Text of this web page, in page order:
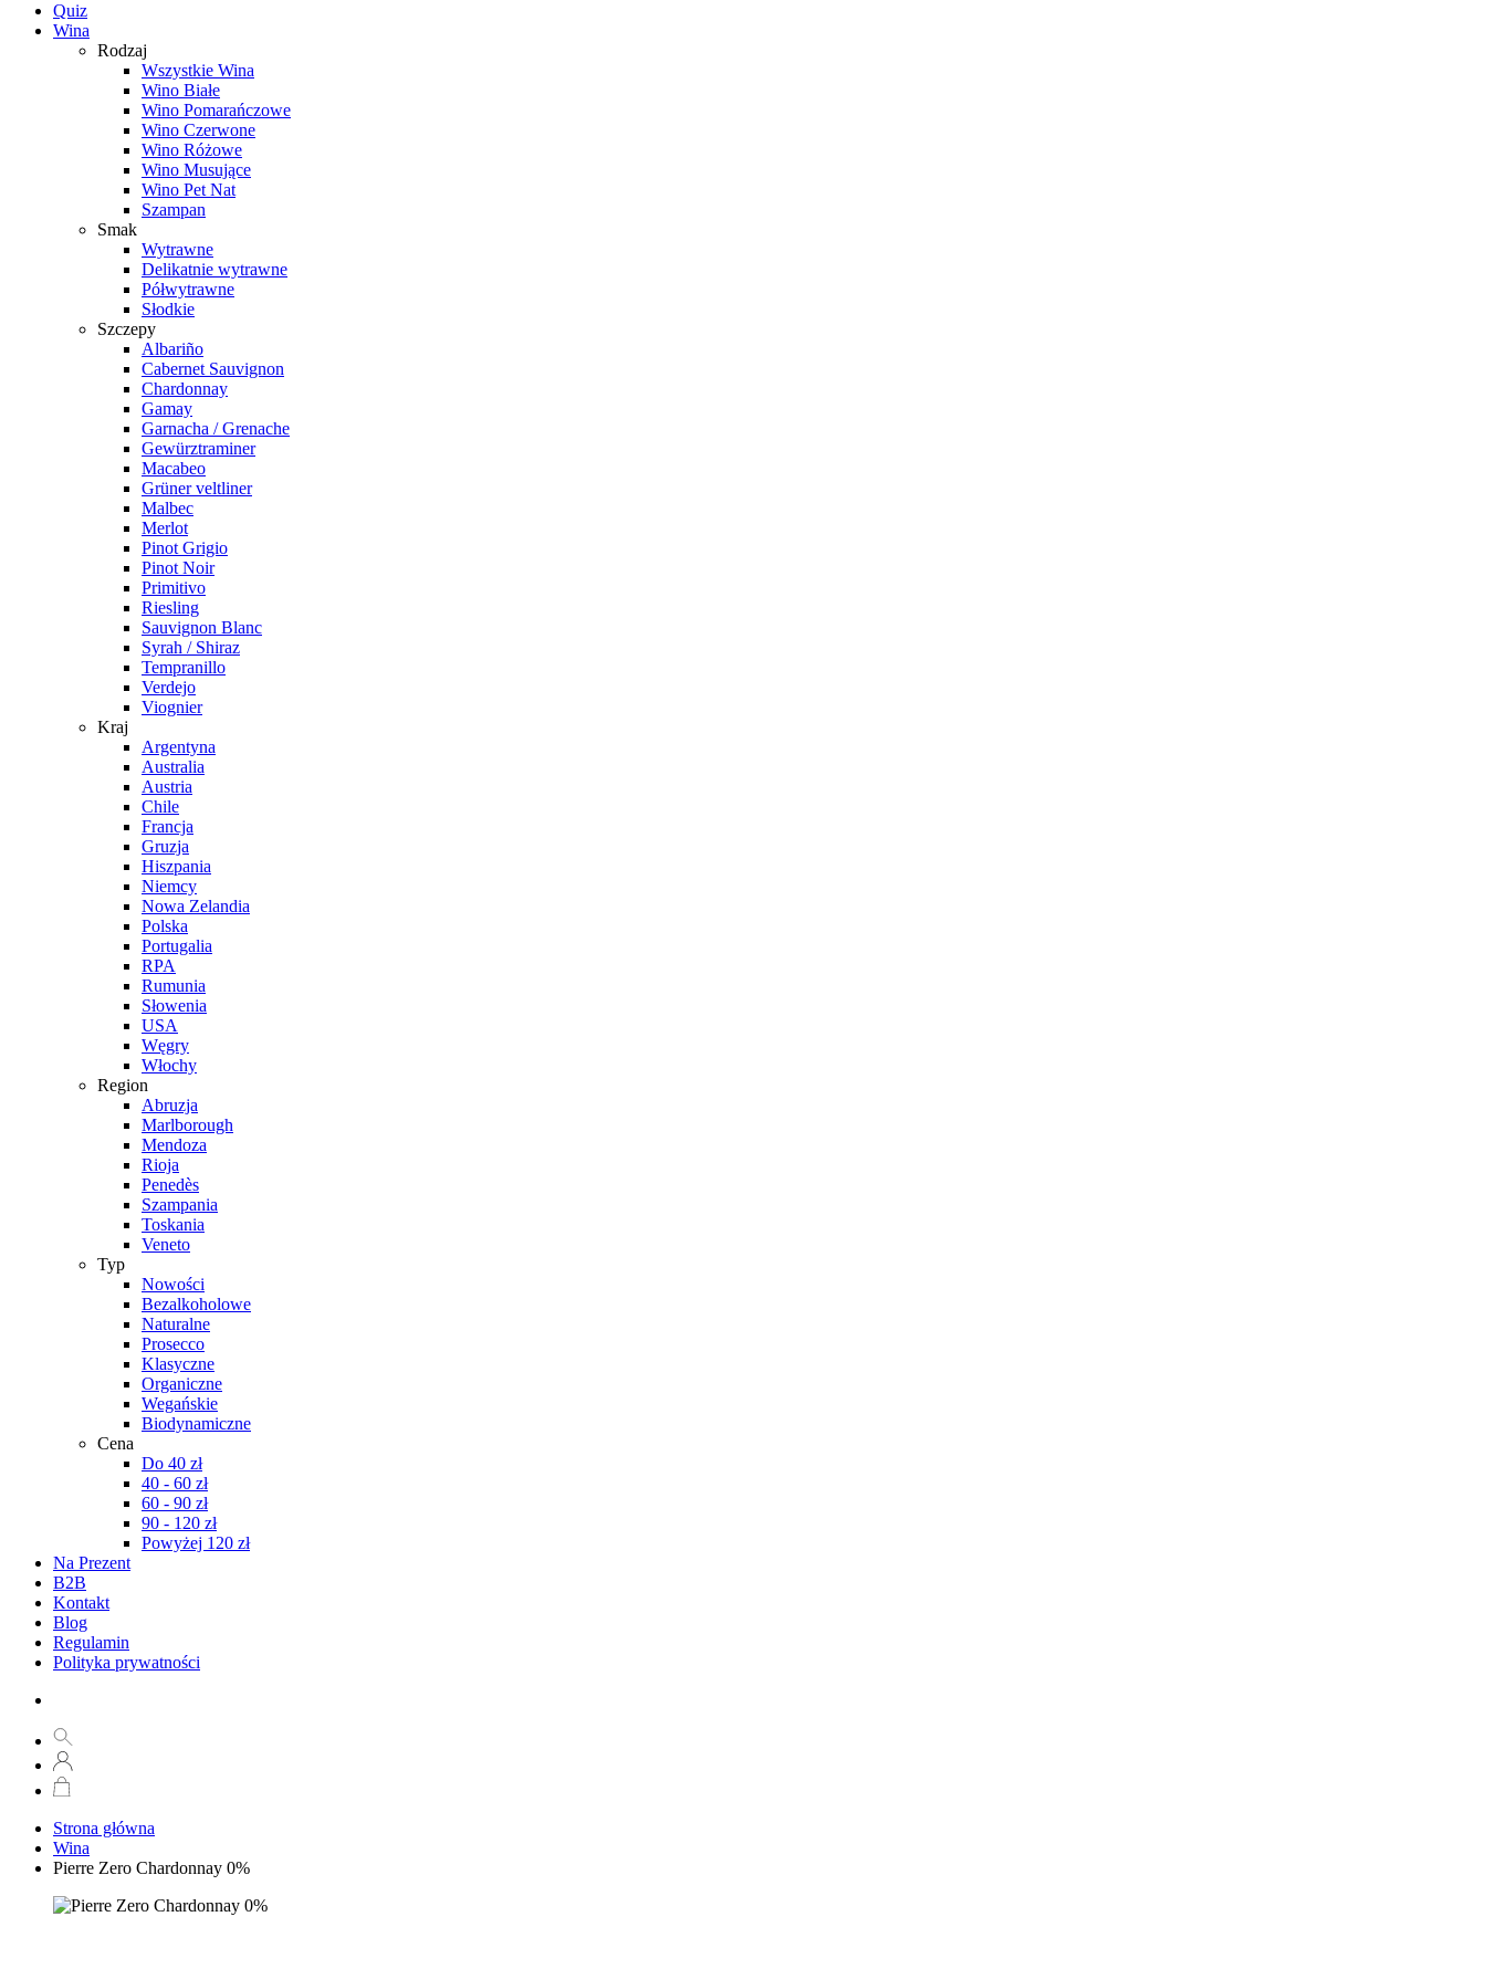
Quiz
Wina
Rodzaj
Wszystkie Wina
Wino Białe
Wino Pomarańczowe
Wino Czerwone
Wino Różowe
Wino Musujące
Wino Pet Nat
Szampan
Smak
Wytrawne
Delikatnie wytrawne
Półwytrawne
Słodkie
Szczepy
Albariño
Cabernet Sauvignon
Chardonnay
Gamay
Garnacha / Grenache
Gewürztraminer
Macabeo
Grüner veltliner
Malbec
Merlot
Pinot Grigio
Pinot Noir
Primitivo
Riesling
Sauvignon Blanc
Syrah / Shiraz
Tempranillo
Verdejo
Viognier
Kraj
Argentyna
Australia
Austria
Chile
Francja
Gruzja
Hiszpania
Niemcy
Nowa Zelandia
Polska
Portugalia
RPA
Rumunia
Słowenia
USA
Węgry
Włochy
Region
Abruzja
Marlborough
Mendoza
Rioja
Penedès
Szampania
Toskania
Veneto
Typ
Nowości
Bezalkoholowe
Naturalne
Prosecco
Klasyczne
Organiczne
Wegańskie
Biodynamiczne
Cena
Do 40 zł
40 - 60 zł
60 - 90 zł
90 - 120 zł
Powyżej 120 zł
Na Prezent
B2B
Kontakt
Blog
Regulamin
Polityka prywatności
Strona główna
Wina
Pierre Zero Chardonnay 0%